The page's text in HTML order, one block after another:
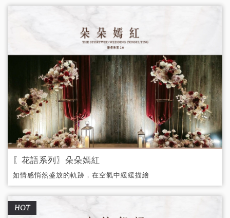
〖花語系列〗朵朵嫣紅
如情感悄然盛放的軌跡，在空氣中緩緩描繪
出一幅濃情蜜意的畫面。
HOT